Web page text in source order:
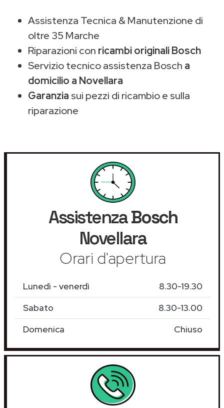
Assistenza Tecnica & Manutenzione di
oltre 35 Marche
Riparazioni con ricambi originali Bosch
Servizio tecnico assistenza Bosch a
domicilio a Novellara
Garanzia sui pezzi di ricambio e sulla
riparazione
AssistenzaBosch
Novellara
Orari d'apertura
Lunedì - venerdì
8.30-19.30
Sabato
8.30-13.00
Domenica
Chiuso